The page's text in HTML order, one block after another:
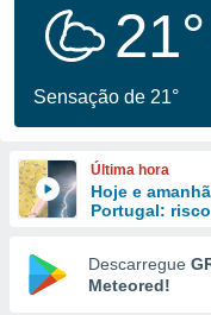
fornecidas
a este
das
e
forma
digital
21°
Sensação de 21°
Última hora
Hoje e
Portugal:
Descarregue
Meteored!